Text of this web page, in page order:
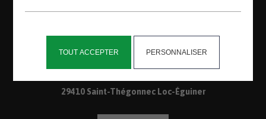
TOUT ACCEPTER PERSONNALISER
2, place de la Mairie
Saint-Thégonnec
29410 Saint-Thégonnec Loc-Éguiner